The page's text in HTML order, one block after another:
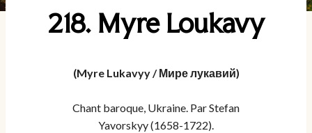
218. Myre Loukavy
(Myre Lukavyy / Мире лукавий)
Chant baroque, Ukraine. Par Stefan
Yavorskyy (1658-1722).